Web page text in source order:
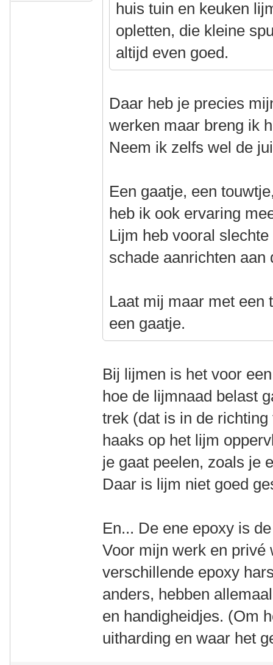
huis tuin en keuken
opletten, die kleine
altijd even goed.
Daar heb je precies
werken maar breng ik
Neem ik zelfs wel de
Een gaatje, een
heb ik ook ervaring
Lijm heb vooral
schade aanrichten aan
Laat mij maar met een
een gaatje.
Bij lijmen is het voor
hoe de lijmnaad belast
trek (dat is in de
haaks op het lijm
je gaat peelen, zoals je
Daar is lijm niet goed
En... De ene epoxy is
Voor mijn werk en privé
verschillende epoxy
anders, hebben
en handigheidjes. (Om
uitharding en waar het